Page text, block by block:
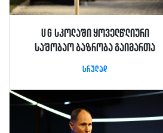
UG სკოლაში ყოველწლიური
საშობაო ბაზრობა გაიმართა
სრულად